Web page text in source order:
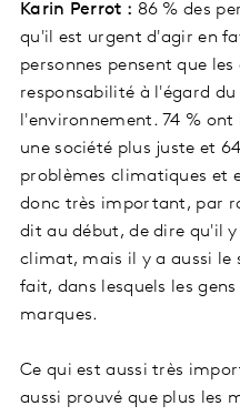
Karin Perrot : 86 % des
qu'il est urgent d'agir en
personnes pensent que
responsabilité à l'égard
l'environnement. 74 %
une société plus juste et
problèmes climatiques et
donc très important, par
dit au début, de dire qu'il
climat, mais il y a aussi le
fait, dans lesquels les
marques.
Ce qui est aussi très
aussi prouvé que plus les